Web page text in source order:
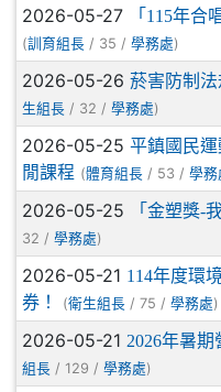
2026-05-27 「115年合
(訓育組長 / 35 / 學務處)
2026-05-26 菸害防制
生組長 / 32 / 學務處)
2026-05-25 平鎮國民
閒課程 (體育組長 / 53 / 學務
2026-05-25 「金塑獎-
32 / 學務處)
2026-05-21 114年度環
券！
(衛生組長 / 75 / 學務處)
2026-05-21 2026年暑
組長 / 129 / 學務處)